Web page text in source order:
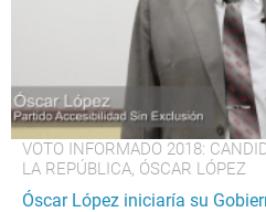
VOTO INFORMADO 2018:
LA REPÚBLICA, ÓSCAR LÓPEZ
Óscar López iniciaría su